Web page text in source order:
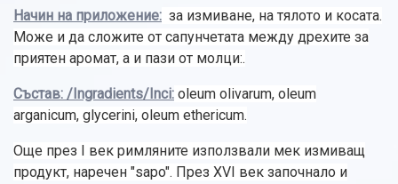
Начин на приложение: за измиване, на тялото и косата.
Може и да сложите от сапунчетата между дрехите за
приятен аромат, а и пази от молци:.
Състав: /Ingradients/Inci: oleum olivarum, oleum
arganicum, glycerini, oleum ethericum.
Още през I век римляните използвали мек измиващ
продукт, наречен "sapo". През XVI век започнало и